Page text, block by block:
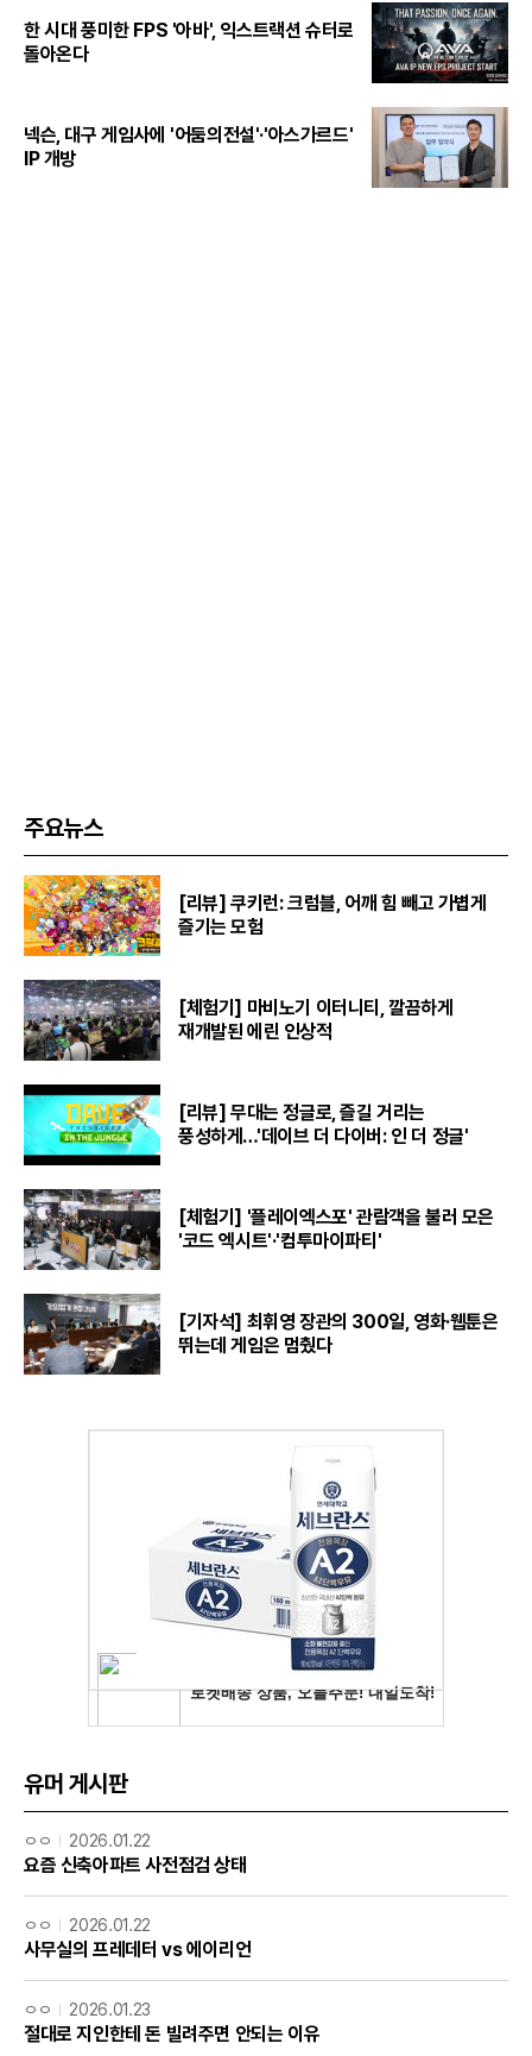
한 시대 풍미한 FPS '아바', 익스트랙션 슈터로
돌아온다
넥슨, 대구 게임사에 '어둠의전설'·'아스가르드'
IP 개방
주요뉴스
[리뷰] 쿠키런: 크럼블, 어깨 힘 빼고 가볍게
즐기는 모험
[체험기] 마비노기 이터니티, 깔끔하게
재개발된 에린 인상적
[리뷰] 무대는 정글로, 즐길 거리는
풍성하게…'데이브 더 다이버: 인 더 정글'
[체험기] '플레이엑스포' 관람객을 불러 모은
'코드 엑시트'·'컴투마이파티'
[기자석] 최휘영 장관의 300일, 영화·웹툰은
뛰는데 게임은 멈췄다
유머 게시판
ㅇㅇ 2026.01.22
요즘 신축아파트 사전점검 상태
ㅇㅇ 2026.01.22
사무실의 프레데터 vs 에이리언
ㅇㅇ 2026.01.23
절대로 지인한테 돈 빌려주면 안되는 이유